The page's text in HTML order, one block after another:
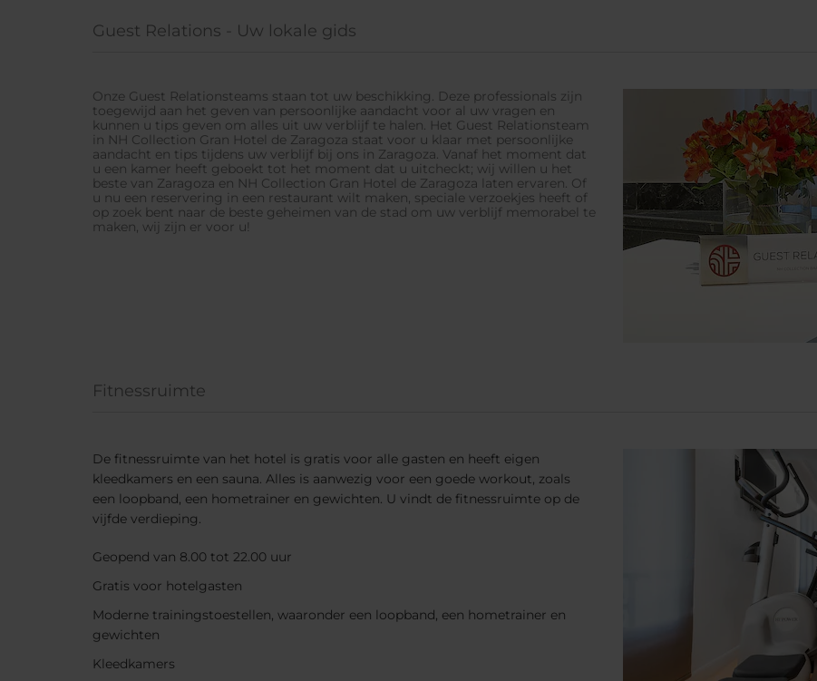
Guest Relations - Uw lokale gids
Onze Guest Relationsteams staan tot uw beschikking. Deze professionals zijn
toegewijd aan het geven van persoonlijke aandacht voor al uw vragen en
kunnen u tips geven om alles uit uw verblijf te halen. Het Guest Relationsteam
in NH Collection Gran Hotel de Zaragoza staat voor u klaar met persoonlijke
aandacht en tips tijdens uw verblijf bij ons in Zaragoza. Vanaf het moment dat
u een kamer heeft geboekt tot het moment dat u uitcheckt; wij willen u het
beste van Zaragoza en NH Collection Gran Hotel de Zaragoza laten ervaren. Of
u nu een reservering in een restaurant wilt maken, speciale verzoekjes heeft of
op zoek bent naar de beste geheimen van de stad om uw verblijf memorabel te
maken, wij zijn er voor u!
Fitnessruimte
De fitnessruimte van het hotel is gratis voor alle gasten en heeft eigen
kleedkamers en een sauna. Alles is aanwezig voor een goede workout, zoals
een loopband, een hometrainer en gewichten. U vindt de fitnessruimte op de
vijfde verdieping.
Geopend van 8.00 tot 22.00 uur
Gratis voor hotelgasten
Moderne trainingstoestellen, waaronder een loopband, een hometrainer en
gewichten
Kleedkamers